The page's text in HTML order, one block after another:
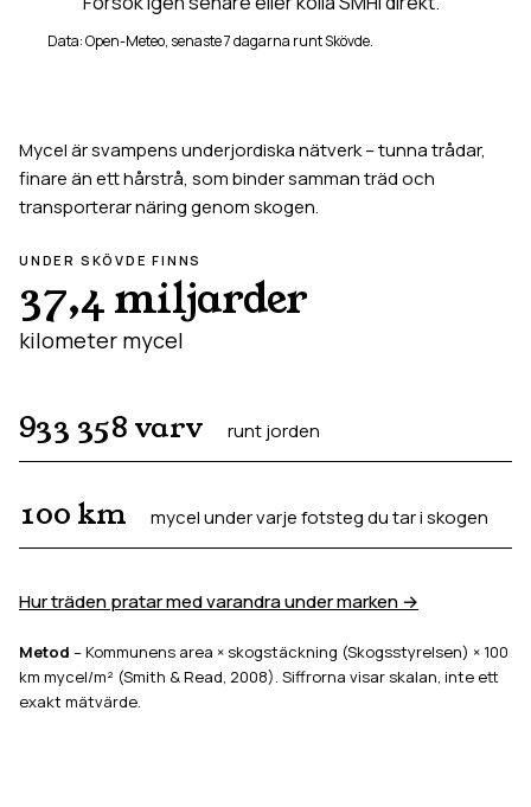
Data: Open-Meteo, senaste 7 dagarna runtSkövde.
Mycel är svampens underjordiska nätverk – tunna trådar,
finare än ett hårstrå, som binder samman träd och
transporterar näring genom skogen.
UNDER SKÖVDE FINNS
37,4 miljarder
kilometer mycel
933 358 varv runt jorden
100 km mycel under varje fotsteg du tar i skogen
Hur träden pratar med varandra under marken →
Metod – Kommunens area × skogstäckning (Skogsstyrelsen) × 100
km mycel/m² (Smith & Read, 2008). Siffrorna visar skalan, inte ett
exakt mätvärde.